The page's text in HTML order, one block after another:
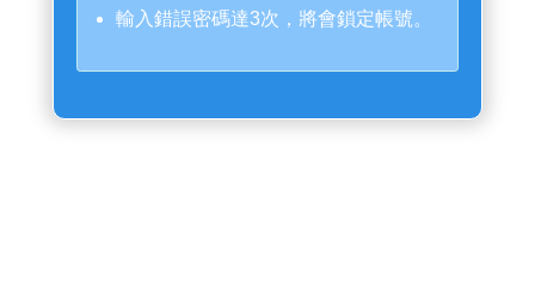
輸入錯誤密碼達3次，將會鎖定帳號。